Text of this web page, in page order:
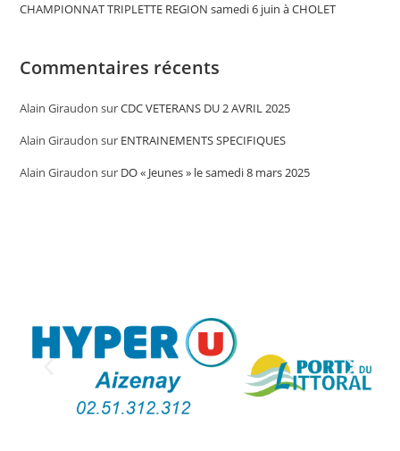
CHAMPIONNAT TRIPLETTE REGION samedi 6 juin à CHOLET
Commentaires récents
Alain Giraudon surCDC VETERANS DU 2 AVRIL 2025
Alain Giraudon sur ENTRAINEMENTS SPECIFIQUES
Alain Giraudon sur DO « Jeunes » le samedi 8 mars 2025